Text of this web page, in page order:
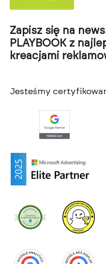
Zapisz się na
PLAYBOOK z
kreacjami
Jesteśmy